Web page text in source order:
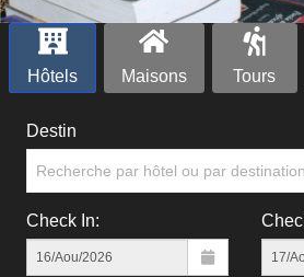
Hôtels Maisons Tours
Destin
Recherche par hôtel ou par destination
Check In: